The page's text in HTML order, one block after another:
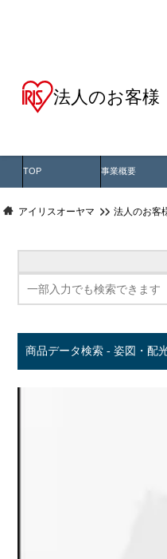
法人のお客様
TOP 事業概要
アイリスオーヤマ 法人のお客
商品データ検索 - 姿図・配